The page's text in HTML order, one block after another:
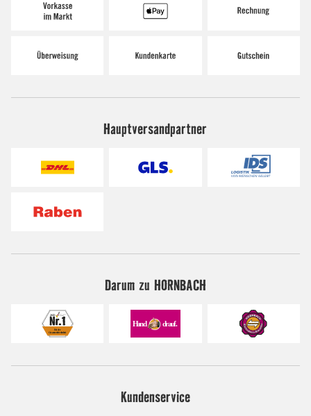
Hauptversandpartner
Darum zu HORNBACH
Kundenservice